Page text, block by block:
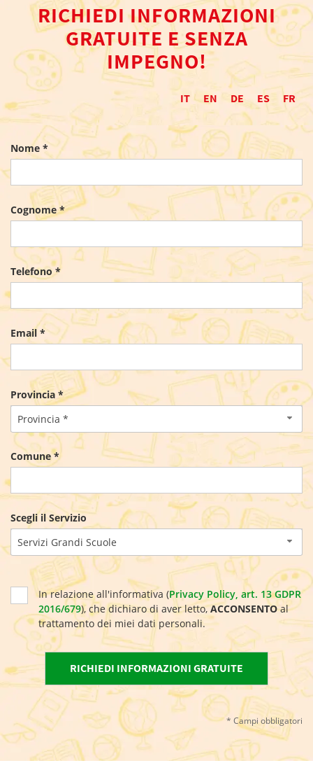
RICHIEDI INFORMAZIONI
GRATUITE E SENZA
IMPEGNO!
IT EN DE ES FR
Nome *
Cognome *
Telefono *
Email *
Provincia *
Provincia *
Comune *
Scegli il Servizio
Servizi Grandi Scuole
In relazione all'informativa (Privacy Policy, art. 13 GDPR
2016/679), che dichiaro di aver letto,ACCONSENTOal
trattamento dei miei dati personali.
* Campi obbligatori